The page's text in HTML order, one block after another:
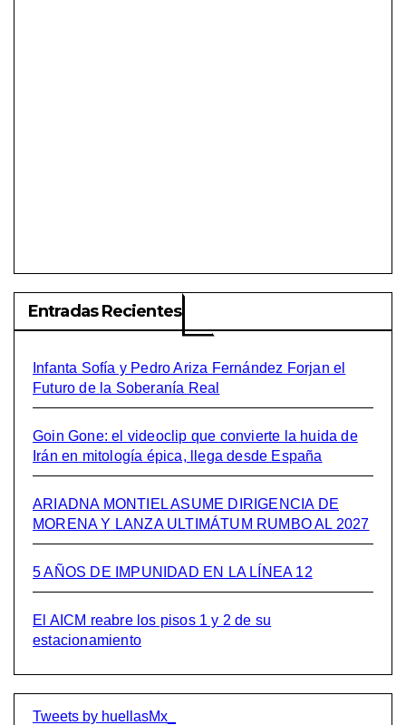
Entradas Recientes
Infanta Sofía y Pedro Ariza Fernández Forjan el
Futuro de la Soberanía Real
Goin Gone: el videoclip que convierte la huida de
Irán en mitología épica, llega desde España
ARIADNA MONTIEL ASUME DIRIGENCIA DE
MORENA Y LANZA ULTIMÁTUM RUMBO AL 2027
5 AÑOS DE IMPUNIDAD EN LA LÍNEA 12
El AICM reabre los pisos 1 y 2 de su
estacionamiento
Tweets by huellasMx_